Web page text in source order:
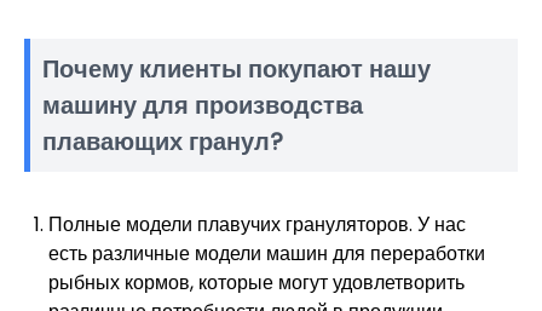
Почему клиенты покупают нашу
машину для производства
плавающих гранул?
Полные модели плавучих грануляторов. У нас
есть различные модели машин для переработки
рыбных кормов, которые могут удовлетворить